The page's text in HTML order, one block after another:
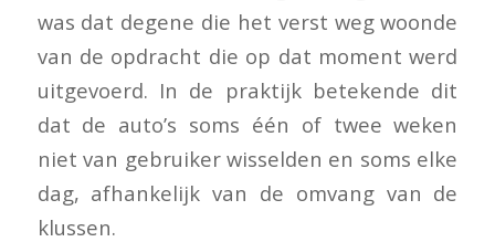
was dat degene die het verst weg woonde
van de opdracht die op dat moment werd
uitgevoerd. In de praktijk betekende dit
dat de auto’s soms één of twee weken
niet van gebruiker wisselden en soms elke
dag, afhankelijk van de omvang van de
klussen.